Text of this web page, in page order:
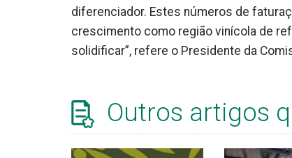
diferenciador. Estes números de
crescimento como região vinícola de
solidificar”, refere o Presidente da
Outros artigos